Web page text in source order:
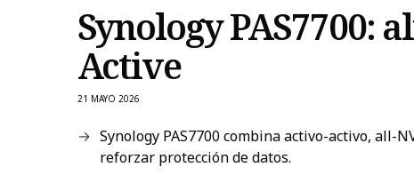
Synology PAS7700:
Active
21 MAYO 2026
Synology PAS7700 combina activo-activo,
reforzar protección de datos.